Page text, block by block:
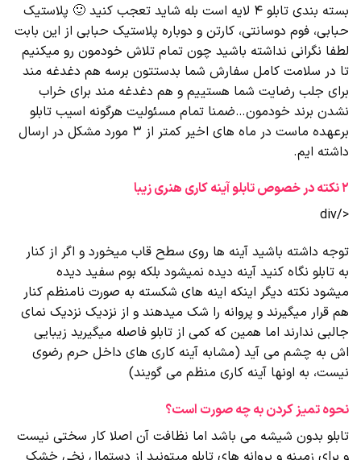
بسته بندی تابلو 4 لایه است بله شاید تعجب کنید 🙂 پلاستیک
حبابی، فوم دوسانتی، کارتن و دوباره پلاستیک حبابی از این بابت
لطفا نگرانی نداشته باشید چون تمام تلاش خودمون رو میکنیم
تا در سلامت کامل سفارش شما بدستتون برسه هم دغدغه مند
برای جلب رضایت شما هستییم و هم دغدغه مند برای خراب
نشدن برند خودمون…ضمنا تمام مسئولیت هرگونه اسیب تابلو
برعهده ماست در ماه های اخیر کمتر از 3 مورد مشکل در ارسال
داشته ایم.
2 نکته در خصوص تابلو آینه کاری هنری زیبا
</div
توجه داشته باشید آینه ها روی سطح قاب میخورد و اگر از کنار
به تابلو نگاه کنید آینه دیده نمیشود بلکه بوم سفید دیده
میشود نکته دیگر اینکه اینه های شکسته به صورت نامنظم کنار
هم قرار میگیرند و پروانه را شک میدهند و از نزدیک نزدیک نمای
جالبی ندارند اما همین که کمی از تابلو فاصله میگیرید زیبایی
اش به چشم می آید (مشابه آینه کاری های داخل حرم رضوی
نیست، به اونها آینه کاری منظم می گویند)
نحوه تمیز کردن به چه صورت است؟
تابلو بدون شیشه می باشد اما نظافت آن اصلا کار سختی نیست